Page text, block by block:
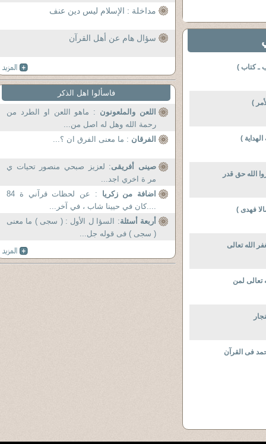
ـ كتاب )
)
)
الله حق قدر
فهدى )
الله تعالى
تعالى لمن
فى القرآن
مداخلة : الإسلام ليس دين عنف
سؤال هام عن أهل القرآن
فاسألوا اهل الذكر
اللعن والملعونون : ماهو اللعن او الطرد من
رحمة الله وهل له اصل من...
الفرقان : ما معنى الفرق ان ؟...
صينى أفريقى: لعزيز صبحي منصور تحيات ي
مر ة اخري اجد...
اضافة من زكريا
: عن لحظات قرآني ة 84
....كان في حيينا شاب ، في آخر...
أربعة أسئلة: السؤا ل الأول : ( سجى ) ما معنى
( سجى ) فى قوله جل...